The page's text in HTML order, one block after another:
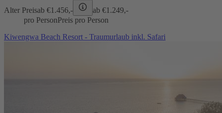
Alter Preisab €1.456,- ab €1.249,-
pro PersonPreis pro Person
Kiwengwa Beach Resort - Traumurlaub inkl. Safari